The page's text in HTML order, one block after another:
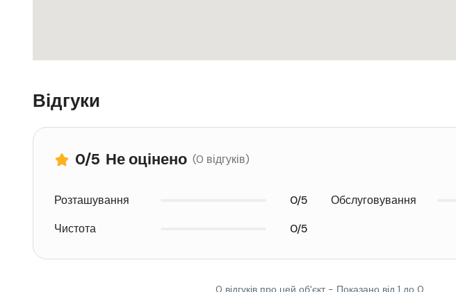
Відгуки
0/5 Не оцінено (0 відгуків)
Розташування 0/5 Обслуговування
Чистота
0/5
0 відгуків про цей об'єкт - Показано від 1 до 0